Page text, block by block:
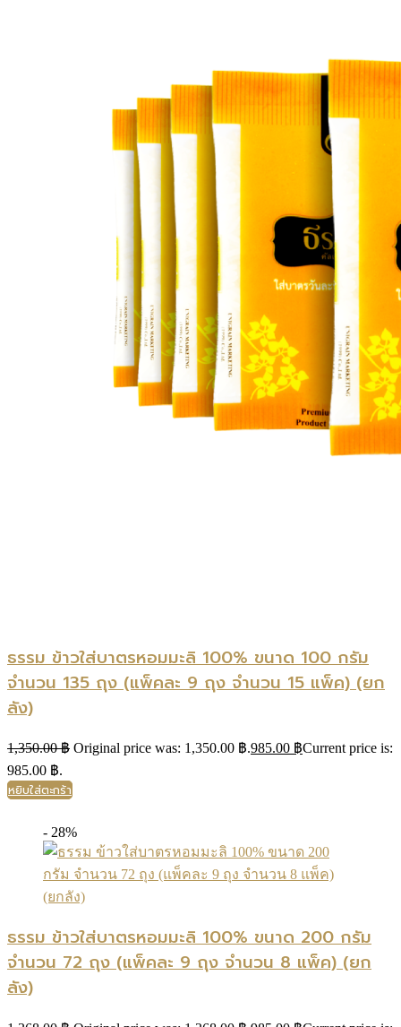
ธรรม ข้าวใส่บาตรหอมมะลิ 100% ขนาด 100 กรัม
จำนวน 135 ถุง (แพ็คละ 9 ถุง จำนวน 15 แพ็ค) (ยก
ลัง)
1,350.00฿ Original price was: 1,350.00 ฿.985.00 ฿Current price is:
985.00 ฿.
หยิบใส่ตะกร้า
- 28%
ธรรม ข้าวใส่บาตรหอมมะลิ 100% ขนาด 200 กรัม
จำนวน 72 ถุง (แพ็คละ 9 ถุง จำนวน 8 แพ็ค) (ยก
ลัง)